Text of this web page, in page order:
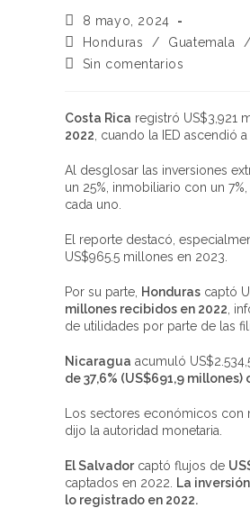
8 mayo, 2024
Honduras
/ Guatemala /
Sin comentarios
Costa Rica registró US$3,921
2022 , cuando la IED ascendió
Al desglosar las inversiones
un 25%, inmobiliario con un
cada uno.
El reporte destacó,
US$965.5 millones en 2023.
Por su parte, Honduras captó
millones recibidos en 2022 ,
de utilidades por parte de las
Nicaragua acumuló
de 37,6% (US$691,9
Los sectores económicos
dijo la autoridad monetaria.
El Salvadorcaptó flujos de
captados en 2022.
La
lo registrado en 2022.